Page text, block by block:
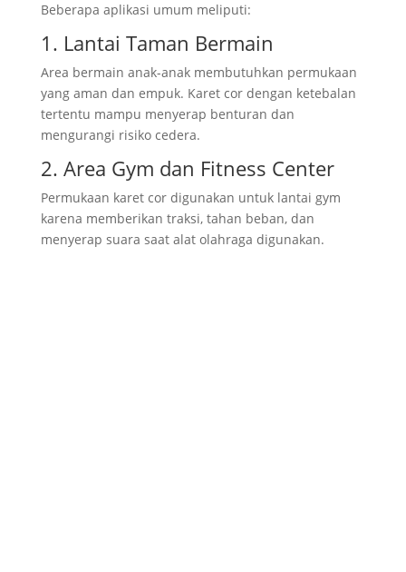
Beberapa aplikasi umum meliputi:
1. Lantai Taman Bermain
Area bermain anak-anak membutuhkan permukaan
yang aman dan empuk. Karet cor dengan ketebalan
tertentu mampu menyerap benturan dan
mengurangi risiko cedera.
2. Area Gym dan Fitness Center
Permukaan karet cor digunakan untuk lantai gym
karena memberikan traksi, tahan beban, dan
menyerap suara saat alat olahraga digunakan.